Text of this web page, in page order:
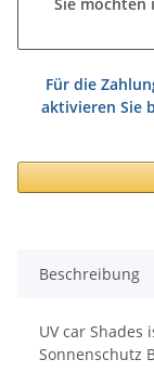
Für die
aktivieren Sie
Beschreibung
UV car Shades
Sonnenschutz